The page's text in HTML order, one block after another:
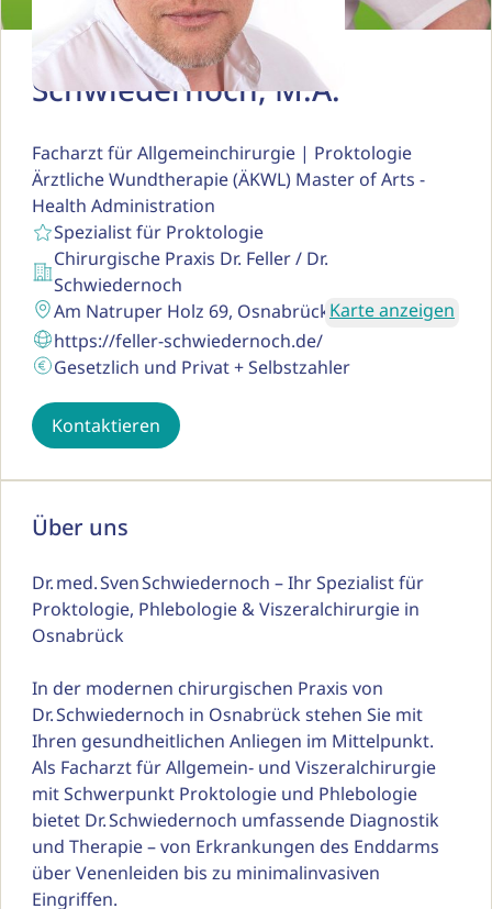
Dr. med. Sven
Schwiedernoch, M.A.
Facharzt für Allgemeinchirurgie | Proktologie
Ärztliche Wundtherapie (ÄKWL) Master of Arts -
Health Administration
Spezialist für Proktologie
Chirurgische Praxis Dr. Feller / Dr.
Schwiedernoch
Am Natruper Holz 69, Osnabrück Karte anzeigen
https://feller-schwiedernoch.de/
Gesetzlich und Privat + Selbstzahler
Kontaktieren
Über uns
Dr. med. Sven Schwiedernoch – Ihr Spezialist für
Proktologie, Phlebologie & Viszeralchirurgie in
Osnabrück
In der modernen chirurgischen Praxis von
Dr. Schwiedernoch in Osnabrück stehen Sie mit
Ihren gesundheitlichen Anliegen im Mittelpunkt.
Als Facharzt für Allgemein‑ und Viszeralchirurgie
mit Schwerpunkt Proktologie und Phlebologie
bietet Dr. Schwiedernoch umfassende Diagnostik
und Therapie – von Erkrankungen des Enddarms
über Venenleiden bis zu minimalinvasiven
Eingriffen.